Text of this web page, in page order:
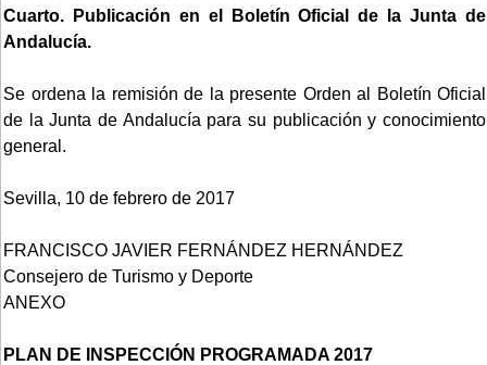
Cuarto. Publicación en el Boletín Oficial de la Junta de
Andalucía.
Se ordena la remisión de la presente Orden al Boletín Oficial
de la Junta de Andalucía para su publicación y conocimiento
general.
Sevilla, 10 de febrero de 2017
FRANCISCO JAVIER FERNÁNDEZ HERNÁNDEZ
Consejero de Turismo y Deporte
ANEXO
PLAN DE INSPECCIÓN PROGRAMADA 2017